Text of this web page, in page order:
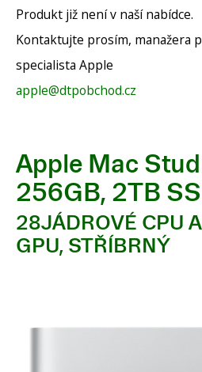
Produkt již není v naší nabídce.
Kontaktujte prosím, manažera
specialista Apple
apple@dtpobchod.cz
Apple Mac
256GB, 2TB
28JÁDROVÉ CPU
GPU, STŘÍBRNÝ